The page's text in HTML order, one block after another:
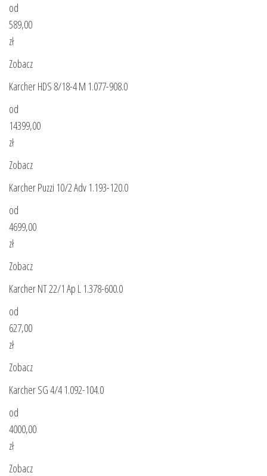
od
589,00
zł
Zobacz
Karcher HDS 8/18-4 M 1.077-908.0
od
14399,00
zł
Zobacz
Karcher Puzzi 10/2 Adv 1.193-120.0
od
4699,00
zł
Zobacz
Karcher NT 22/1 Ap L 1.378-600.0
od
627,00
zł
Zobacz
Karcher SG 4/4 1.092-104.0
od
4000,00
zł
Zobacz